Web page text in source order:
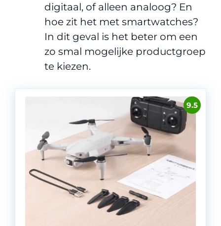
digitaal, of alleen analoog? En
hoe zit het met smartwatches?
In dit geval is het beter om een
zo smal mogelijke productgroep
te kiezen.
9.5